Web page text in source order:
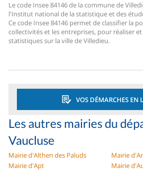
Le code Insee 84146 de la commune de
l'Institut national de la statistique et des
Ce code Insee 84146 permet de classifier la
collectivités et les entreprises, pour réaliser
statistiques sur la ville de Villedieu.
VOS DÉMARCHES EN
Les autres mairies du
Vaucluse
Mairie d'Althen des Paluds
Mairie
Mairie d'Apt
Mairie